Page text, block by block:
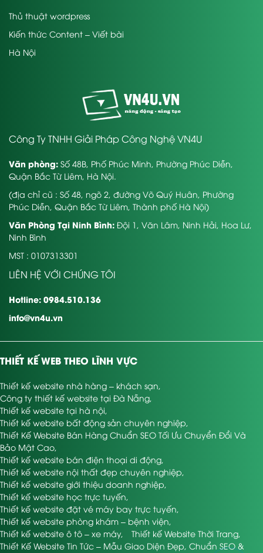
Thủ thuật wordpress
Kiến thức Content – Viết bài
Hà Nội
Công Ty TNHH Giải Pháp Công Nghệ VN4U
Văn phòng: Số 48B, Phố Phúc Minh, Phường Phúc Diễn,
Quận Bắc Từ Liêm, Hà Nội.
(địa chỉ cũ : Số 48, ngõ 2, đường Võ Quý Huân, Phường
Phúc Diễn, Quận Bắc Từ Liêm, Thành phố Hà Nội)
Văn Phòng Tại Ninh Bình: Đội 1, Văn Lâm, Ninh Hải, Hoa Lư,
Ninh Bình
MST : 0107313301
LIÊN HỆ VỚI CHÚNG TÔI
Hotline: 0984.510.136
info@vn4u.vn
THIẾT KẾ WEB THEO LĨNH VỰC
Thiết kế website nhà hàng – khách sạn,
Công ty thiết kế website tại Đà Nẵng,
Thiết kế website tại hà nội,
Thiết kế website bất động sản chuyên nghiệp,
Thiết Kế Website Bán Hàng Chuẩn SEO Tối Ưu Chuyển Đổi Và
Bảo Mật Cao,
Thiết kế website bán điện thoại di động,
Thiết kế website nội thất đẹp chuyên nghiệp,
Thiết kế website giới thiệu doanh nghiệp,
Thiết kế website học trực tuyến,
Thiết kế website đặt vé máy bay trực tuyến,
Thiết kế website phòng khám – bệnh viện,
Thiết kế website ô tô – xe máy, Thiết kế Website Thời Trang,
Thiết Kế Website Tin Tức – Mẫu Giao Diện Đẹp, Chuẩn SEO &